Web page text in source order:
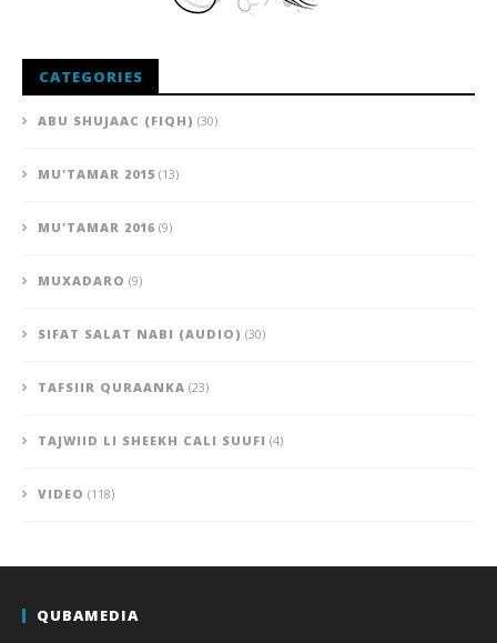
CATEGORIES
ABU SHUJAAC (FIQH) (30)
MU'TAMAR 2015 (13)
MU'TAMAR 2016 (9)
MUXADARO (9)
SIFAT SALAT NABI (AUDIO) (30)
TAFSIIR QURAANKA (23)
TAJWIID LI SHEEKH CALI SUUFI (4)
VIDEO (118)
QUBAMEDIA